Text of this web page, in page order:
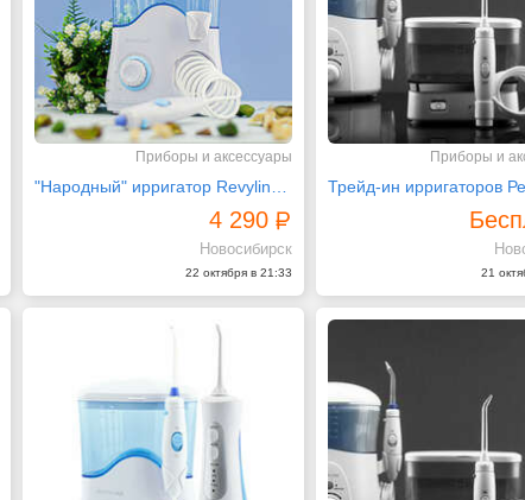
Приборы и аксессуары
4 290
Новосибирск
22 октября в 21:33
Приборы и
21